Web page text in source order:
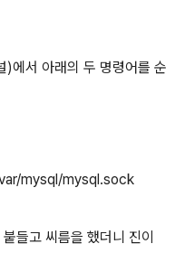
)에서 아래의 두 명령어를 순
mysql/mysql.sock
들고 씨름을 했더니 진이